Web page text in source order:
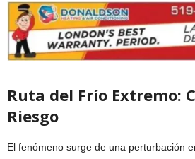
Ruta del Frío Extremo:
Riesgo
El fenómeno surge de una perturbación